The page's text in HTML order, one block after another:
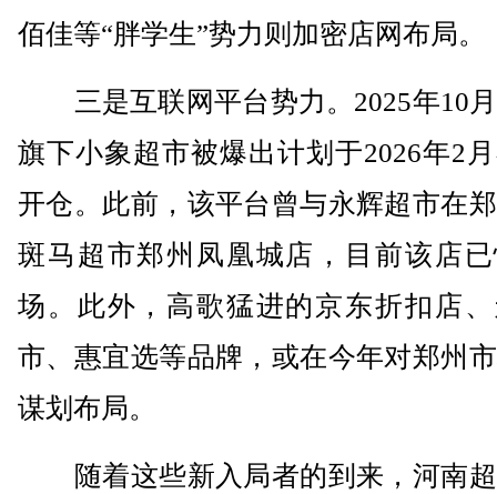
佰佳等“胖学生”势力则加密店网布局。
三是互联网平台势力。2025年10
旗下小象超市被爆出计划于2026年2
开仓。此前，该平台曾与永辉超市在
斑马超市郑州凤凰城店，目前该店
场。此外，高歌猛进的京东折扣店
市、惠宜选等品牌，或在今年对郑州
谋划布局。
随着这些新入局者的到来，河南